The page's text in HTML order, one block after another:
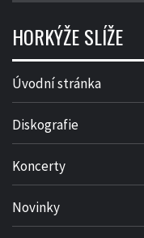
HORKÝŽE SLÍŽE
Úvodní stránka
Diskografie
Koncerty
Novinky